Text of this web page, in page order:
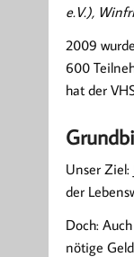
e.V.),
2009
600
hat der
Unser
der
Doch:
nötige